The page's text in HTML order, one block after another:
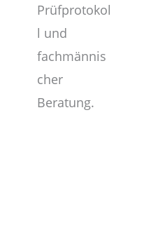
Prüfprotokol
l und
fachmännis
cher
Beratung.